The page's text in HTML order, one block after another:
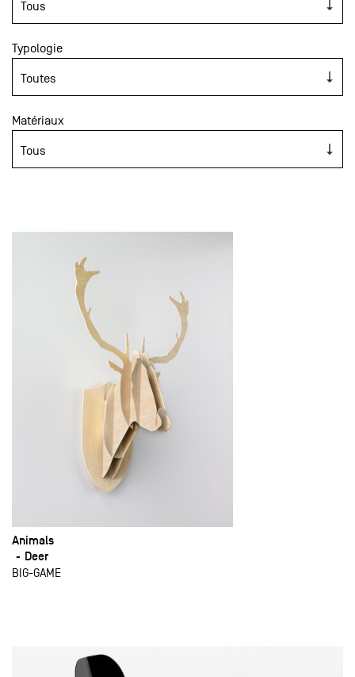
Typologie
Matériaux
Animals
Deer
BIG-GAME